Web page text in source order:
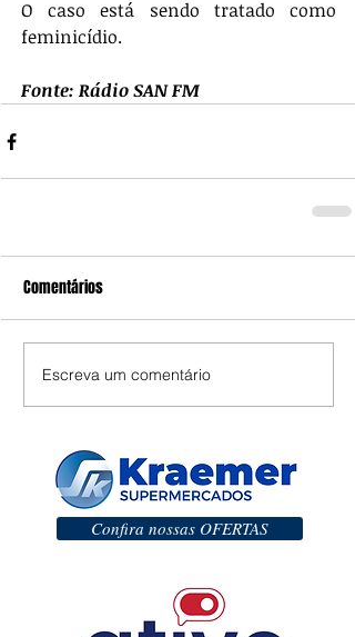
O caso está sendo tratado como
feminicídio.
Fonte: Rádio SAN FM
Comentários
Escreva um comentário
Confira nossas OFERTAS